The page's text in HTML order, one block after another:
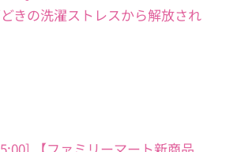
きの洗濯ストレスから解放され
【ファミリーマート新商品